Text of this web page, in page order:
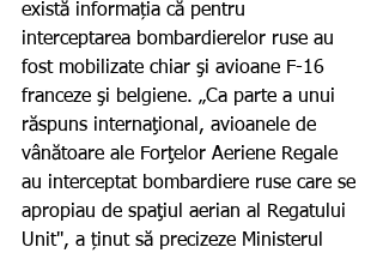
există informația că pentru
interceptarea bombardierelor ruse au
fost mobilizate chiar şi avioane F-16
franceze şi belgiene. „Ca parte a unui
răspuns internaţional, avioanele de
vânătoare ale Forţelor Aeriene Regale
au interceptat bombardiere ruse care se
apropiau de spaţiul aerian al Regatului
Unit'', a ținut să precizeze Ministerul